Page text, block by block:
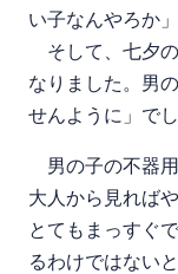
い子なんやろか
そして、七夕
なりました。男
せんように」で
男の子の不器用
大人から見れば
とてもまっすぐ
るわけではない